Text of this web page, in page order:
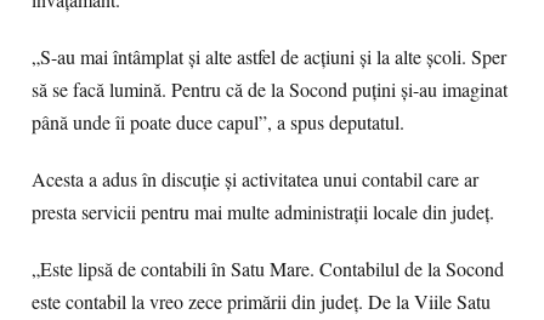
„S-au mai întâmplat și alte astfel de acțiuni și la alte școli. Sper
să se facă lumină. Pentru că de la Socond puțini și-au imaginat
până unde îi poate duce capul”, a spus deputatul.
Acesta a adus în discuție și activitatea unui contabil care ar
presta servicii pentru mai multe administrații locale din județ.
„Este lipsă de contabili în Satu Mare. Contabilul de la Socond
este contabil la vreo zece primării din județ. De la Viile Satu